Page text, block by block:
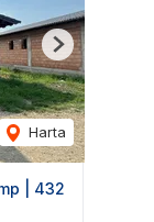
Harta
Next
| 432